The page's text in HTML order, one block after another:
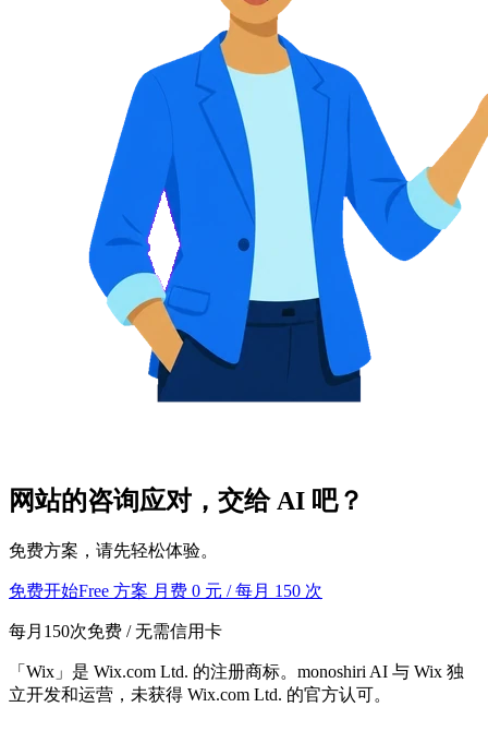
网站的咨询应对，交给 AI 吧？
免费方案，请先轻松体验。
免费开始Free 方案 月费 0 元 / 每月 150 次
每月150次免费 / 无需信用卡
「Wix」是 Wix.com Ltd. 的注册商标。monoshiri AI 与 Wix 独
立开发和运营，未获得 Wix.com Ltd. 的官方认可。